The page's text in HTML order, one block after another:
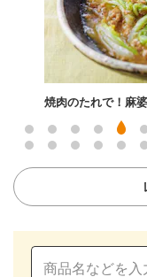
白菜と豚バラ肉